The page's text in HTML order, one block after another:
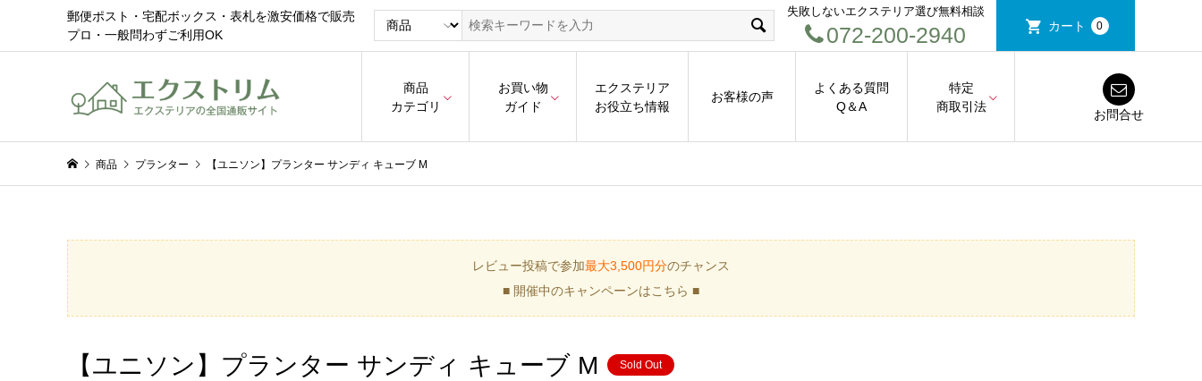
郵便ポスト・宅配ボックス・表札を激安価格で販売
プロ・一般問わずご利用OK
失敗しないエクステリア選び無料相談
072-200-2940 カート 0
商品
カテゴリ
お買い物
ガイド
エクステリア
お役立ち情報
お客様の声
よくある質問
Q＆A
特定
商取引法
お問合せ
商品 プランター 【ユニソン】プランター サンディ キューブ M
レビュー投稿で参加最大3,500円分のチャンス
■ 開催中のキャンペーンはこちら ■
【ユニソン】プランター サンディ キューブ M Sold Out